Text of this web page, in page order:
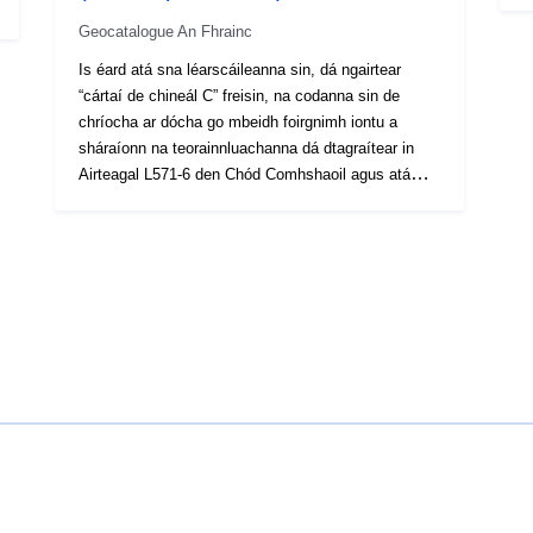
Geocatalogue An Fhrainc
Is éard atá sna léarscáileanna sin, dá ngairtear
“cártaí de chineál C” freisin, na codanna sin de
chríocha ar dócha go mbeidh foirgnimh iontu a
sháraíonn na teorainnluachanna dá dtagraítear in
Airteagal L571-6 den Chód Comhshaoil agus atá